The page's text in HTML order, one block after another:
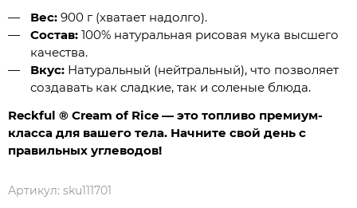
Вес:900 г (хватает надолго).
Состав:100% натуральная рисовая мука высшего
качества.
Вкус:Натуральный (нейтральный), что позволяет
создавать как сладкие, так и соленые блюда.
Reckful ® Cream of Rice — это топливо премиум-
класса для вашего тела. Начните свой день с
правильных углеводов!
Артикул: sku111701